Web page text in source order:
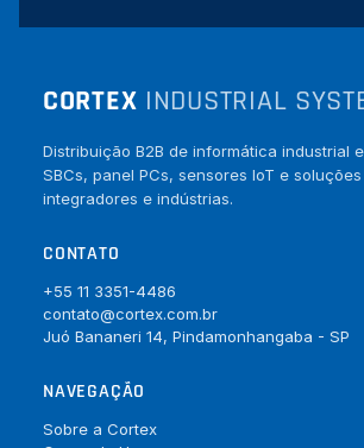
CORTEX INDUSTRIAL
Distribuição B2B de informática industrial
SBCs, panel PCs, sensores IoT e
integradores e indústrias.
CONTATO
+55 11 3351-4486
contato@cortex.com.br
Juó Bananeri 14, Pindamonhangaba - SP
NAVEGAÇÃO
Sobre a Cortex